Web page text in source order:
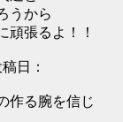
うから
頑張るよ！！
日：
作る腕を信じ